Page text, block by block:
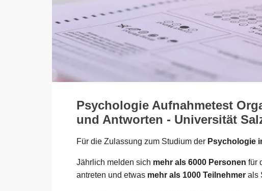
Psychologie Aufnahmetest
und Antworten - Universität
Für die Zulassung zum Studium der Psychologie
Jährlich melden sich mehr als 6000 Personen für
antreten und etwas mehr als 1000 Teilnehmer als